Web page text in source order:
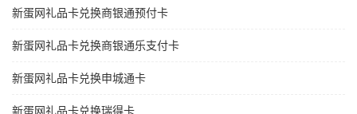
新蛋网礼品卡兑换商银通预付卡
新蛋网礼品卡兑换商银通乐支付卡
新蛋网礼品卡兑换申城通卡
新蛋网礼品卡兑换瑞得卡